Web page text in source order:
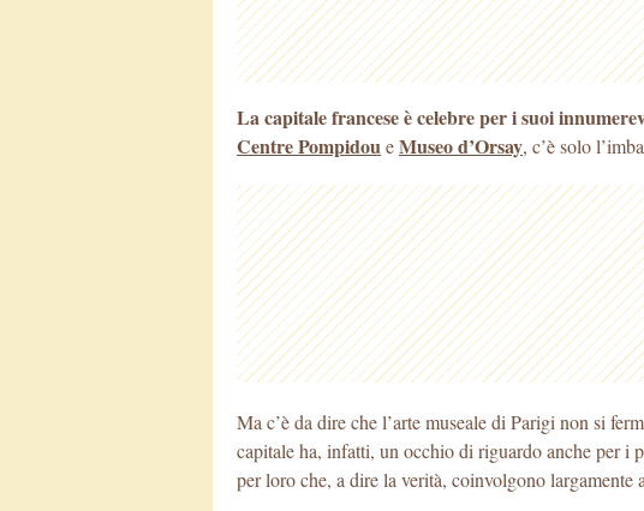
La capitale francese è celebre per i suoi
Centre Pompidou‎eMuseo d’Orsay, c’è solo
Ma c’è da dire che l’arte musealedi Parigi non si
capitale ha, infatti, un occhio di riguardo anche per i
per loro che, a dire la verità, coinvolgono largamente